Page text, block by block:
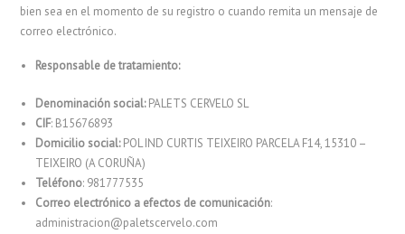
bien sea en el momento de su registro o cuando remita un mensaje de
correo electrónico.
Responsable de tratamiento:
Denominación social:PALETS CERVELO SL
CIF: B15676893
Domicilio social:POL IND CURTIS TEIXEIRO PARCELA F14, 15310 –
TEIXEIRO (A CORUÑA)
Teléfono: 981777535
Correo electrónico a efectos de comunicación:
administracion@paletscervelo.com